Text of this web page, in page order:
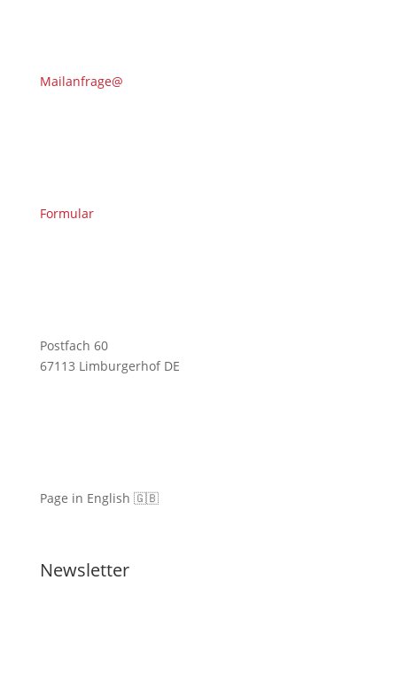
Mailanfrage@
Formular
Postfach 60
67113 Limburgerhof DE
Page in English 🇬🇧
Newsletter